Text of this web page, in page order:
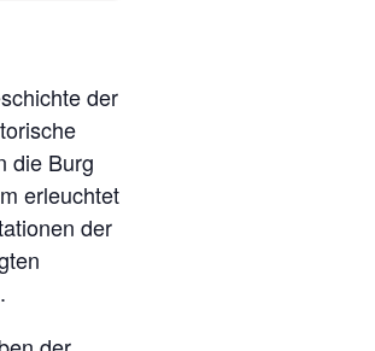
der
die Burg
erleuchtet
der